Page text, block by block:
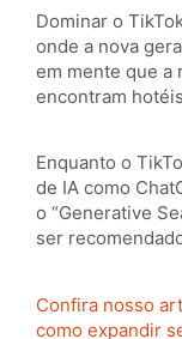
Dominar o
onde a nova
em mente que a
encontram
Enquanto o
de IA como
o “Generative
ser
Confira nosso
como expandir